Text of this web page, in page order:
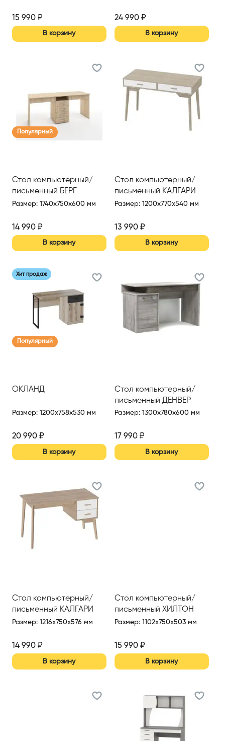
15 990 ₽
В корзину
24 990₽
В корзину
Популярный
Стол компьютерный/
письменный БЕРГ
Размер: 1740x750x600 мм
14 990 ₽
В корзину
Стол компьютерный/
письменный КАЛГАРИ
Размер: 1200x770x540 мм
13 990₽
В корзину
Хит продаж
Популярный
ОКЛАНД
Размер: 1200x758x530 мм
20 990 ₽
В корзину
Стол компьютерный/
письменный ДЕНВЕР
Размер: 1300x780x600 мм
17 990₽
В корзину
Стол компьютерный/
письменный КАЛГАРИ
Размер: 1216x750x576 мм
14 990 ₽
В корзину
Стол компьютерный/
письменный ХИЛТОН
Размер: 1102x750x503 мм
15 990₽
В корзину